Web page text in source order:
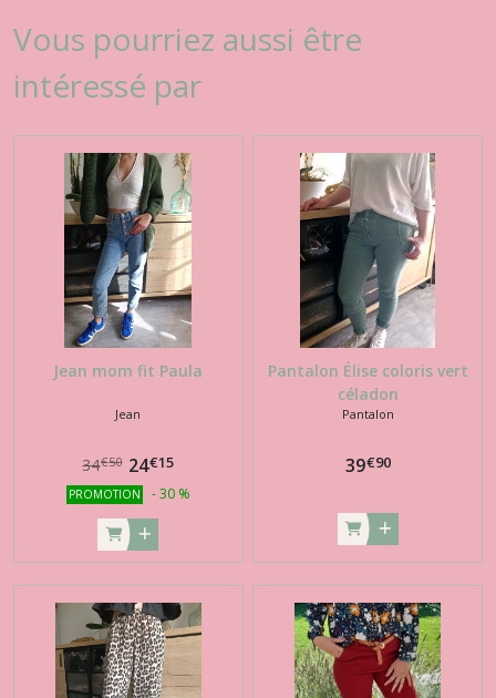
Vous pourriez aussi être
intéressé par
Jean mom fit Paula
Jean
34€50 24€15
PROMOTION -30 %
Pantalon Élise coloris vert
céladon
Pantalon
39€90